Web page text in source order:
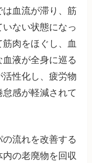
血流が滞り、筋
ない状態になっ
肉をほぐし、血
液が全身に巡る
性化し、疲労物
感が軽減されて
流れを改善する
の老廃物を回収